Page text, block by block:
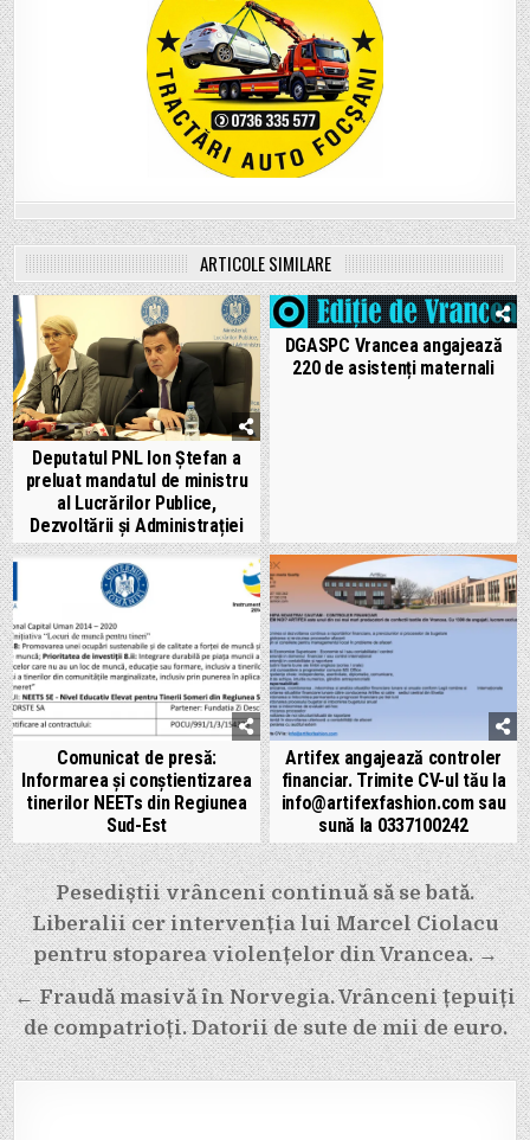
ARTICOLE SIMILARE
Deputatul PNL Ion Ștefan a
preluat mandatul de ministru
al Lucrărilor Publice,
Dezvoltării și Administrației
DGASPC Vrancea angajează
220 de asistenți maternali
Comunicat de presă:
Informarea și conștientizarea
tinerilor NEETs din Regiunea
Sud-Est
Artifex angajează controler
financiar. Trimite CV-ul tău la
info@artifexfashion.com sau
sună la 0337100242
Navigare
în
articole
Pesediștii vrânceni continuă să se bată.
Liberalii cer intervenția lui Marcel Ciolacu
pentru stoparea violențelor din Vrancea. →
← Fraudă masivă în Norvegia. Vrânceni țepuiți
de compatrioți. Datorii de sute de mii de euro.